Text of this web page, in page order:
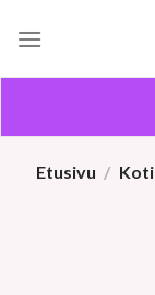
Etusivu / Koti